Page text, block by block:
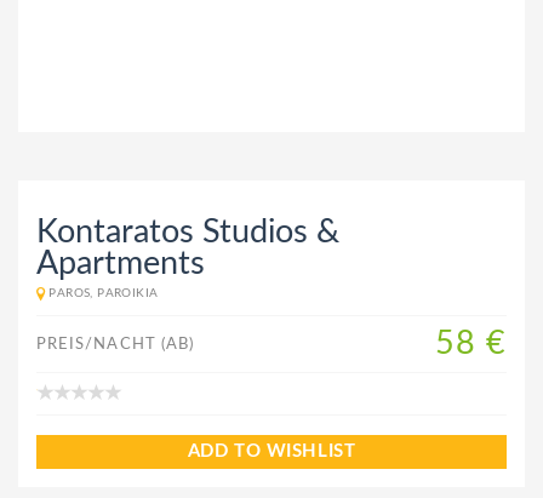
Kontaratos Studios &
Apartments
PAROS, PAROIKIA
PREIS/NACHT (AB) 58 €
ADD TO WISHLIST